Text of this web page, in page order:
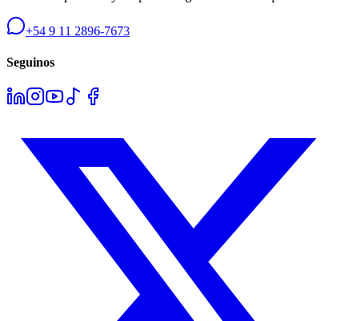
+54 9 11 2896-7673
Seguinos